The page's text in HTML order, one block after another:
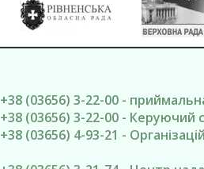
+38 (03656) 3-22-00 -
+38 (03656) 3-22-00 - Керуючий
+38 (03656) 4-93-21 -